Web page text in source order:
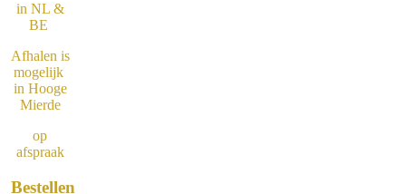
in NL &
BE
Afhalen is
mogelijk
in Hooge
Mierde
op
afspraak
Bestellen